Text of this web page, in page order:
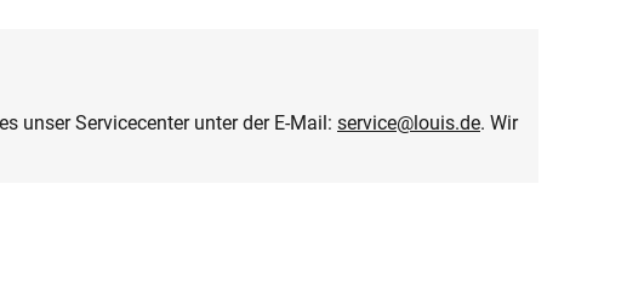
unser Servicecenter unter der E-Mail: service@louis.de. Wir